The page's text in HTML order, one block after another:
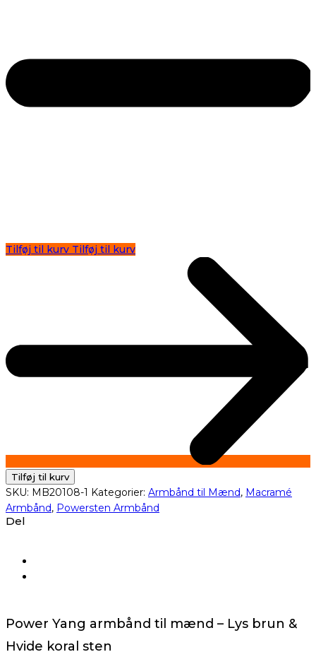
Tilføj til kurv Tilføj til kurv
Tilføj til kurv
SKU: MB20108-1 Kategorier: Armbånd til Mænd, Macramé
Armbånd, Powersten Armbånd
Del
Power Yang armbånd til mænd – Lys brun &
Hvide koral sten